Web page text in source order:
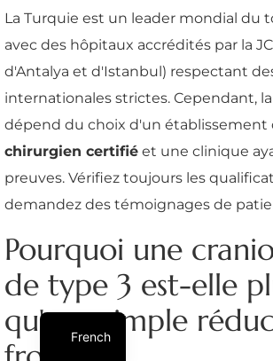
La Turquie est un leader mondial du
avec des hôpitaux accrédités par la
d'Antalya et d'Istanbul) respectant
internationales strictes. Cependant,
dépend du choix d'un établissement
chirurgien certifié et une clinique
preuves. Vérifiez toujours les
demandez des témoignages de
Pourquoi une
de type 3 est-elle
qu'une simple
French